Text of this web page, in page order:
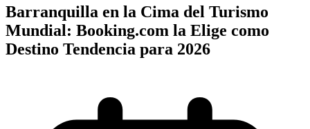
Barranquilla en la Cima del Turismo
Mundial: Booking.com la Elige como
Destino Tendencia para 2026